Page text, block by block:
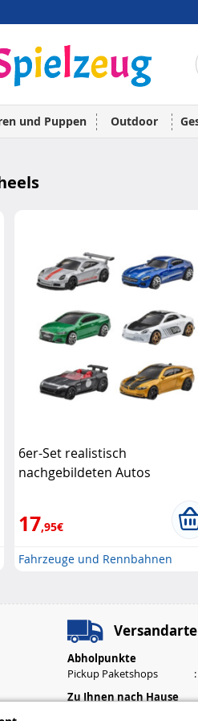
und Puppen Outdoor
6er-Set realistisch
nachgebildeten Autos
17,95€
Fahrzeuge und Rennbahnen
Abholpunkte
Pickup Paketshops
Zu Ihnen nach Hause